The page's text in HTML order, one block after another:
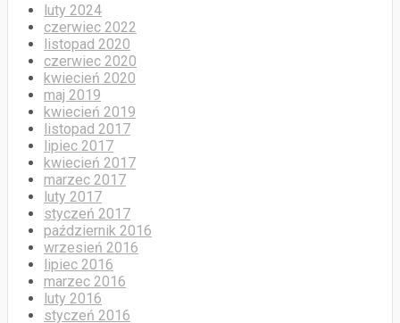
luty 2024
czerwiec 2022
listopad 2020
czerwiec 2020
kwiecień 2020
maj 2019
kwiecień 2019
listopad 2017
lipiec 2017
kwiecień 2017
marzec 2017
luty 2017
styczeń 2017
październik 2016
wrzesień 2016
lipiec 2016
marzec 2016
luty 2016
styczeń 2016